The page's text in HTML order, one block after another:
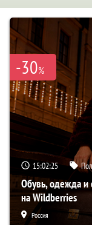
-30%
15:02:24
Обувь, одежда и
на Wildberries
Россия